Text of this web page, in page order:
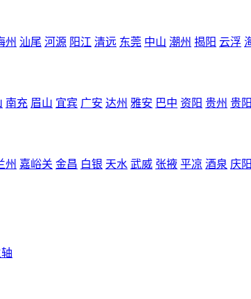
州 汕尾 河源 阳江 清远 东莞 中山 潮州 揭阳 云浮
南充 眉山 宜宾 广安 达州 雅安 巴中 资阳 贵州 贵阳
州 嘉峪关 金昌 白银 天水 武威 张掖 平凉 酒泉 庆阳